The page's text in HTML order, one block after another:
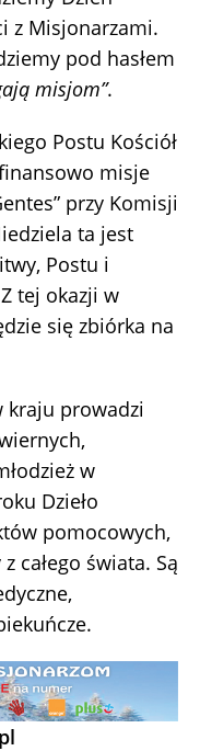
z Misjonarzami.
pod hasłem
misjom”.
Postu Kościół
misje
przy Komisji
ta jest
Postu i
tej okazji w
się zbiórka na
kraju prowadzi
w
Dzieło
pomocowych,
całego świata. Są